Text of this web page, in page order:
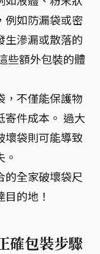
例如防漏袋或密
生滲漏或散落的
些額外包裝的體
，不僅能保護物
寄件成本。 過大
壞袋則可能導致
的全家破壞袋尺
的地！
確包裝步驟